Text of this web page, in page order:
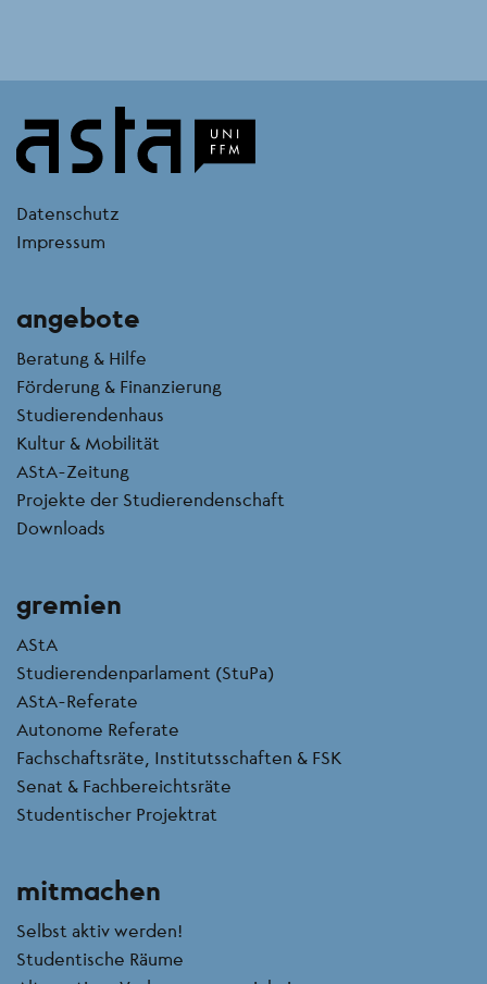
kontakt
Datenschutz
Impressum
angebote
Beratung & Hilfe
Förderung & Finanzierung
Studierendenhaus
Kultur & Mobilität
AStA-Zeitung
Projekte der Studierendenschaft
Downloads
gremien
AStA
Studierendenparlament (StuPa)
AStA-Referate
Autonome Referate
Fachschaftsräte, Institutsschaften & FSK
Senat & Fachbereichtsräte
Studentischer Projektrat
mitmachen
Selbst aktiv werden!
Studentische Räume